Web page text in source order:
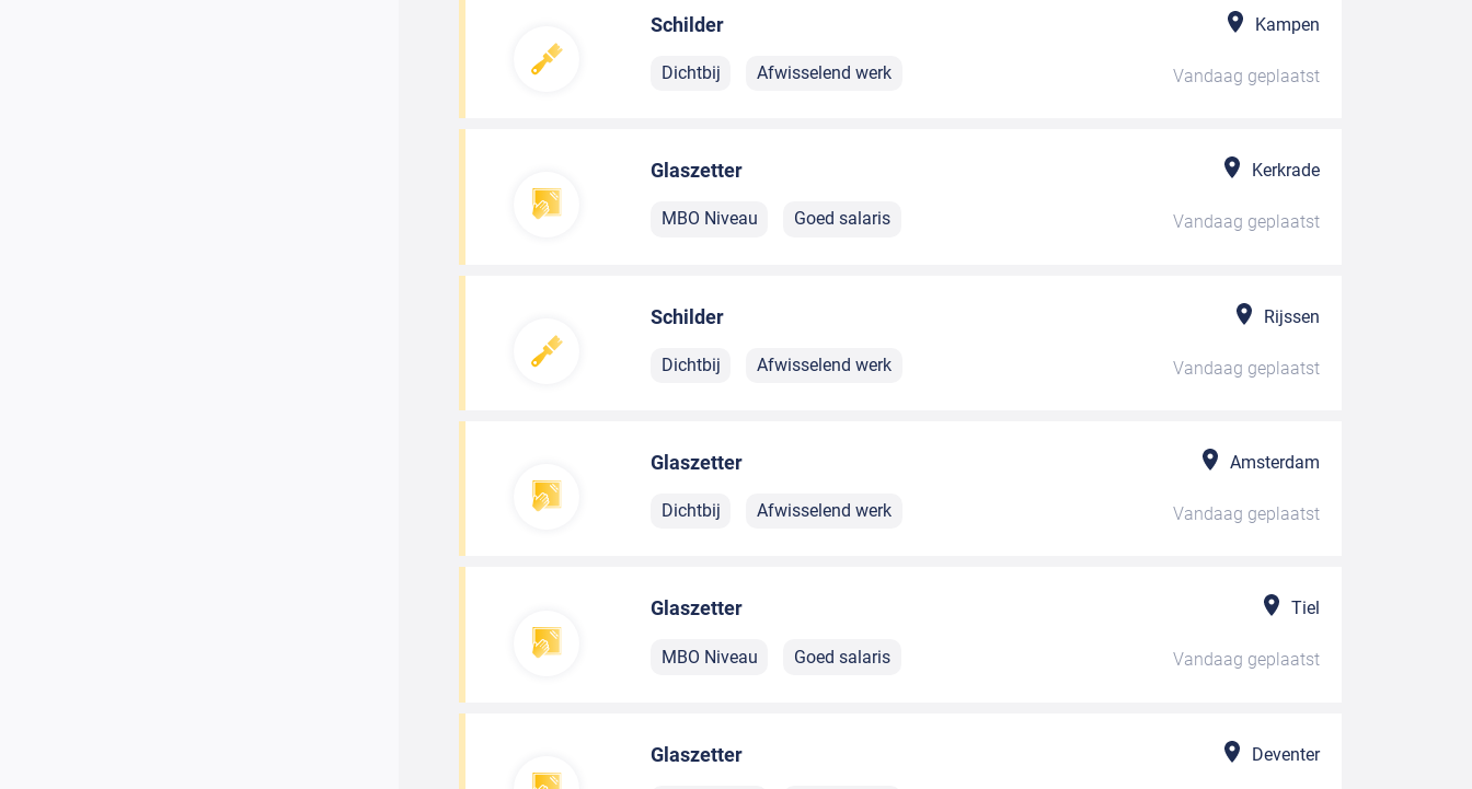
Schilder Kampen
Dichtbij Afwisselend werk Vandaag geplaatst
Glaszetter Kerkrade
MBO Niveau Goed salaris Vandaag geplaatst
Schilder Rijssen
Dichtbij Afwisselend werk Vandaag geplaatst
Glaszetter Amsterdam
Dichtbij Afwisselend werk Vandaag geplaatst
Glaszetter Tiel
MBO Niveau Goed salaris Vandaag geplaatst
Glaszetter Deventer